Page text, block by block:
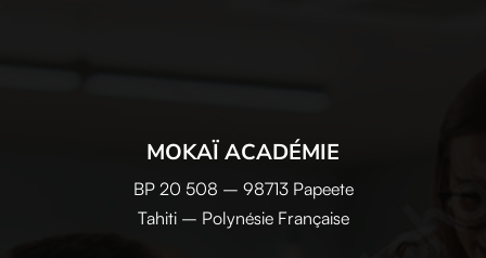
MOKAÏ ACADÉMIE
BP 20 508 – 98713 Papeete
Tahiti – Polynésie Française